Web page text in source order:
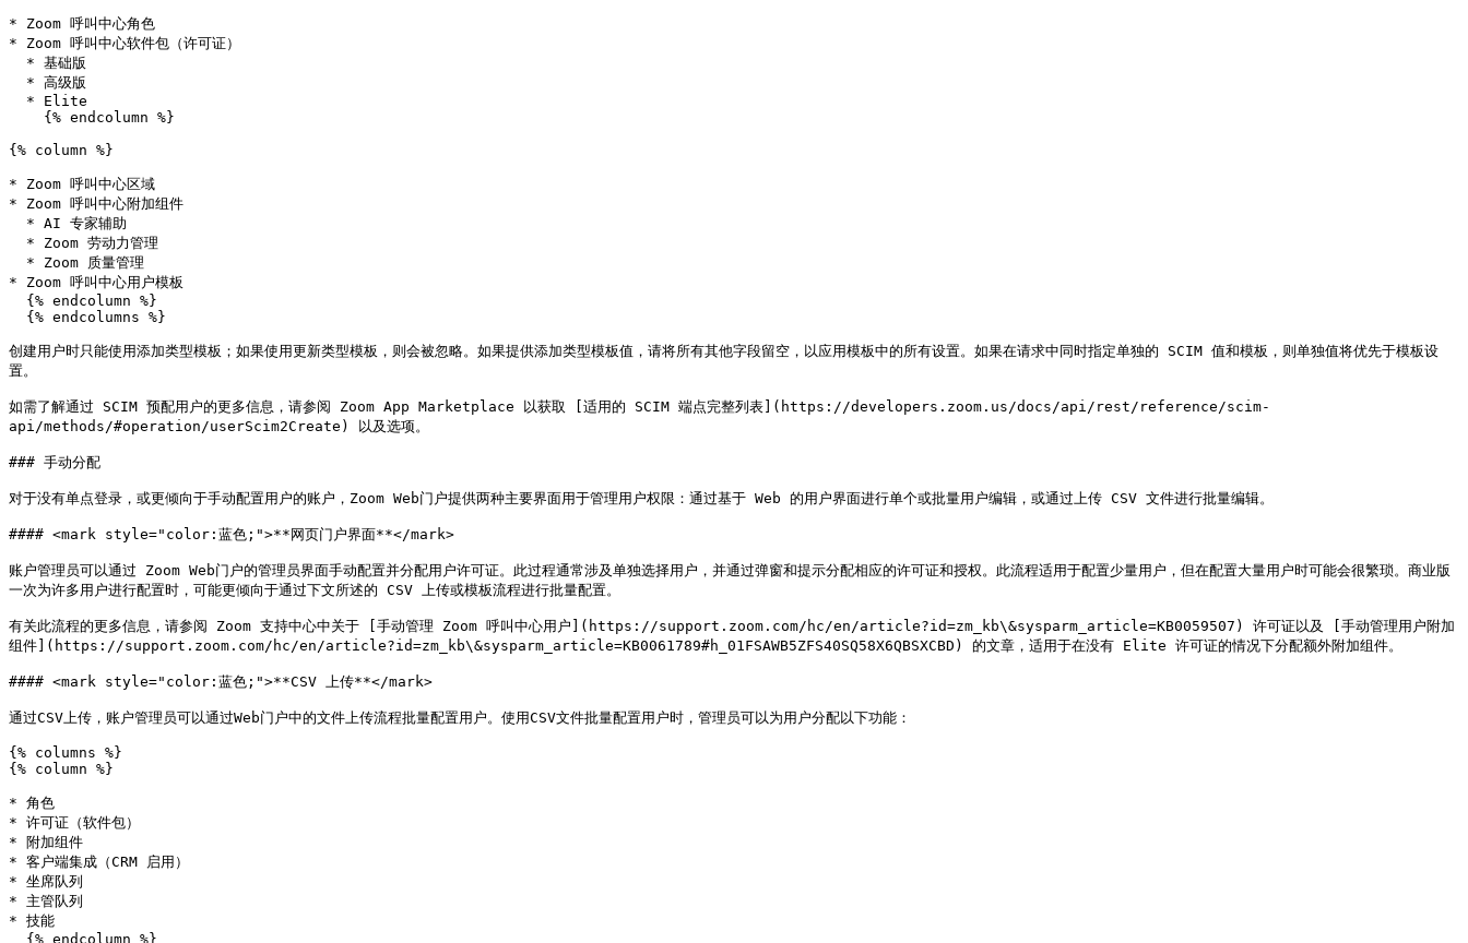
* Zoom 呼叫中心角色
* Zoom 呼叫中心软件包（许可证）
{% column %}
* Zoom 呼叫中心区域
* Zoom 呼叫中心附加组件
* Zoom 呼叫中心用户模板
创建用户时只能使用添加类型模板；如果使用更新类型模板，则会被忽略。如果提供添加类型模板值，请将所有其他字段留空，以应用模板中的所有设置。如果在请求中同时指定单独的 SCIM 值和模板，则单独值将优先于模板设
置。
如需了解通过 SCIM 预配用户的更多信息，请参阅 Zoom App Marketplace 以获取 [适用的 SCIM 端点完整列表](https://developers.zoom.us/docs/api/rest/reference/scim-
api/methods/#operation/userScim2Create) 以及选项。
### 手动分配
对于没有单点登录，或更倾向于手动配置用户的账户，Zoom Web门户提供两种主要界面用于管理用户权限：通过基于 Web 的用户界面进行单个或批量用户编辑，或通过上传 CSV 文件进行批量编辑。
#### <mark style="color:蓝色;">**网页门户界面**</mark>
账户管理员可以通过 Zoom Web门户的管理员界面手动配置并分配用户许可证。此过程通常涉及单独选择用户，并通过弹窗和提示分配相应的许可证和授权。此流程适用于配置少量用户，但在配置大量用户时可能会很繁琐。商业版
一次为许多用户进行配置时，可能更倾向于通过下文所述的 CSV 上传或模板流程进行批量配置。
有关此流程的更多信息，请参阅 Zoom 支持中心中关于 [手动管理 Zoom 呼叫中心用户](https://support.zoom.com/hc/en/article?id=zm_kb\&sysparm_article=KB0059507) 许可证以及 [手动管理用户附加
组件](https://support.zoom.com/hc/en/article?id=zm_kb\&sysparm_article=KB0061789#h_01FSAWB5ZFS40SQ58X6QBSXCBD) 的文章，适用于在没有 Elite 许可证的情况下分配额外附加组件。
#### <mark style="color:蓝色;">**CSV 上传**</mark>
通过CSV上传，账户管理员可以通过Web门户中的文件上传流程批量配置用户。使用CSV文件批量配置用户时，管理员可以为用户分配以下功能：
{% columns %}
{% column %}
* 角色
* 许可证（软件包）
* 附加组件
* 客户端集成（CRM 启用）
* 坐席队列
* 主管队列
* 技能